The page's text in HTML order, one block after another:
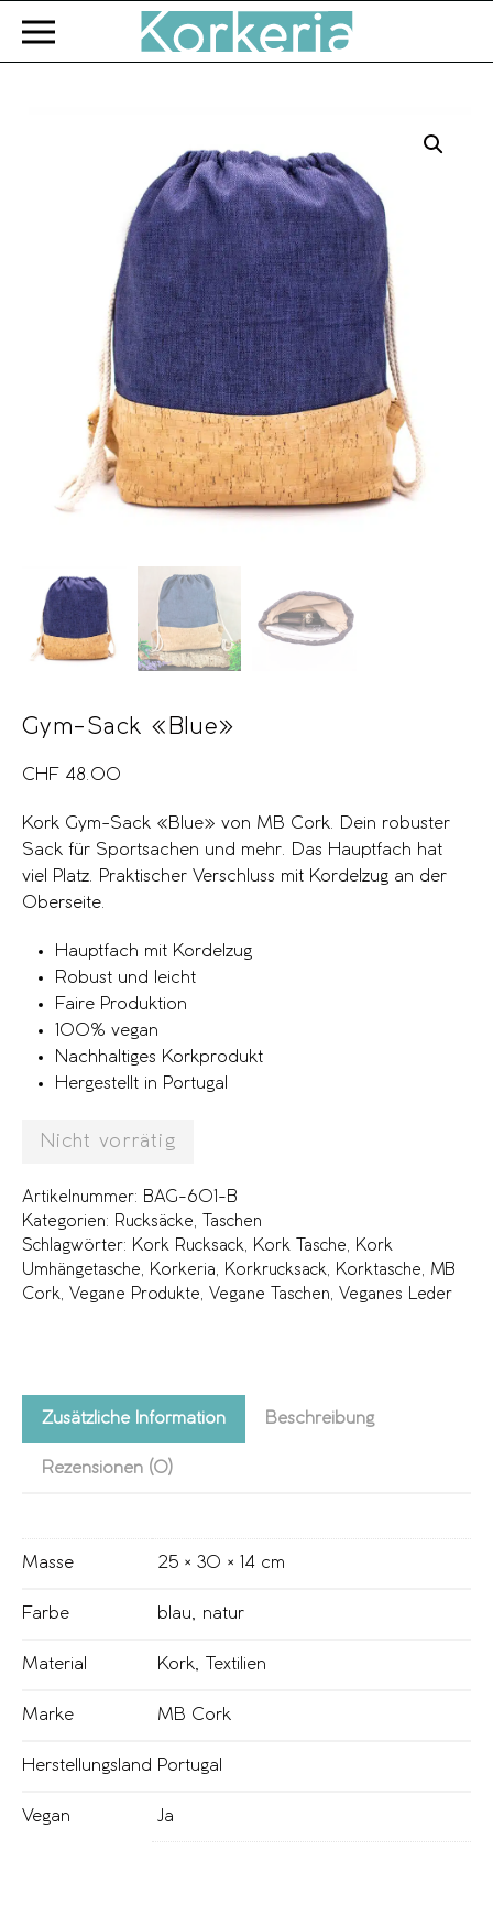
Zum Hauptinhalt springen
Gym-Sack «Blue»
CHF 48.00
Kork Gym-Sack «Blue» von MB Cork. Dein robuster
Sack für Sportsachen und mehr. Das Hauptfach hat
viel Platz. Praktischer Verschluss mit Kordelzug an der
Oberseite.
Hauptfach mit Kordelzug
Robust und leicht
Faire Produktion
100% vegan
Nachhaltiges Korkprodukt
Hergestellt in Portugal
Nicht vorrätig
Artikelnummer: BAG-601-B
Kategorien: Rucksäcke
Taschen
Schlagwörter: Kork Rucksack Kork Tasche
Kork
Umhängetasche
Korkeria Korkrucksack Korktasche
MB
Cork
Vegane Produkte Vegane Taschen Veganes Leder
Zusätzliche Information Beschreibung
Rezensionen (0)
Masse 25 × 30 × 14 cm
Farbe blau natur
Material Kork Textilien
Marke MB Cork
Herstellungsland Portugal
Vegan Ja